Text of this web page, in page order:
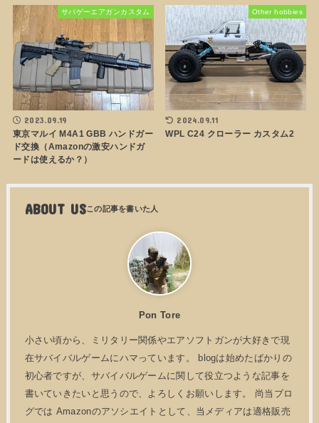
サバゲーエアガンカスタム
2023.09.19
東京マルイ M4A1 GBB ハンドガー
ド交換（Amazonの激安ハンドガ
ードは使えるか？）
Other hobbies
2024.09.11
WPL C24 クローラー カスタム2
ABOUT US
Pon Tore
小さい頃から、ミリタリー関係やエアソフトガンが大好きで現
在サバイバルゲームにハマっています。 blogは始めたばかりの
初心者ですが、サバイバルゲームに関して役立つような記事を
書いていきたいと思うので、よろしくお願いします。 尚当ブロ
グでは Amazonのアソシエイトとして、当メディアは適格販売